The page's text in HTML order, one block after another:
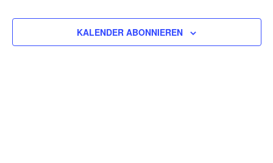
KALENDER ABONNIEREN